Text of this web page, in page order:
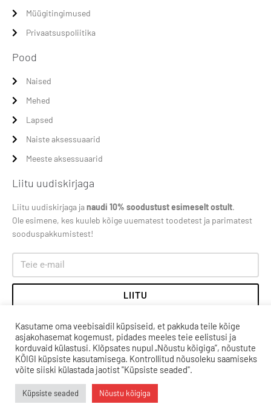
Müügitingimused
Privaatsuspoliitika
Pood
Naised
Mehed
Lapsed
Naiste aksessuaarid
Meeste aksessuaarid
Liitu uudiskirjaga
Liitu uudiskirjaga janaudi 10% soodustust esimeselt ostult.
Ole esimene, kes kuuleb kõige uuematest toodetest ja parimatest
sooduspakkumistest!
LIITU
Kasutame oma veebisaidil küpsiseid, et pakkuda teile kõige
asjakohasemat kogemust, pidades meeles teie eelistusi ja
korduvaid külastusi. Klõpsates nupul „Nõustu kõigiga”, nõustute
KÕIGI küpsiste kasutamisega. Kontrollitud nõusoleku saamiseks
võite siiski külastada jaotist "Küpsiste seaded".
Küpsiste seaded Nõustu kõigiga